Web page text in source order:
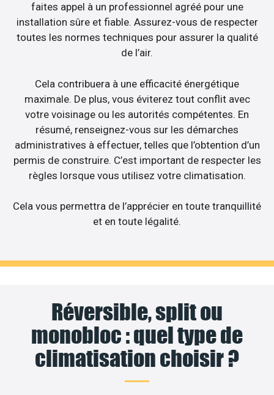
faites appel à un professionnel agréé pour une
installation sûre et fiable. Assurez-vous de respecter
toutes les normes techniques pour assurer la qualité
de l’air.
Cela contribuera à une efficacité énergétique
maximale. De plus, vous éviterez tout conflit avec
votre voisinage ou les autorités compétentes. En
résumé, renseignez-vous sur les démarches
administratives à effectuer, telles que l’obtention d’un
permis de construire. C’est important de respecter les
règles lorsque vous utilisez votre climatisation.
Cela vous permettra de l’apprécier en toute tranquillité
et en toute légalité.
Réversible, split ou
monobloc : quel type de
climatisation choisir ?